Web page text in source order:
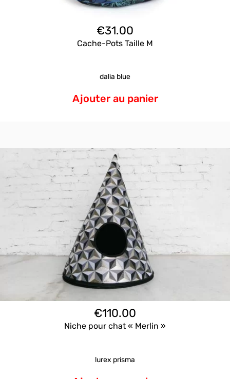
€31.00
Cache-Pots Taille M
dalia blue
Ajouter au panier
€110.00
Niche pour chat « Merlin »
lurex prisma